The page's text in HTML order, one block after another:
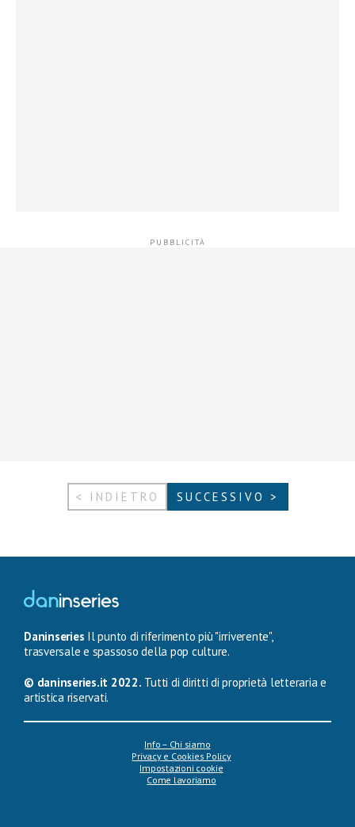
< INDIETRO SUCCESSIVO >
Daninseries Il punto di riferimento più "irriverente",
trasversale e spassoso della pop culture.
© daninseries.it 2022. Tutti di diritti di proprietà letteraria e
artistica riservati.
Info – Chi siamo
Privacy e Cookies Policy
Impostazioni cookie
Come lavoriamo